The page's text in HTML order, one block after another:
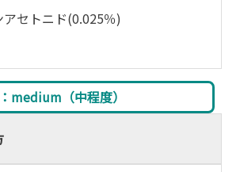
セトニド(0.025％)
medium（中程度）